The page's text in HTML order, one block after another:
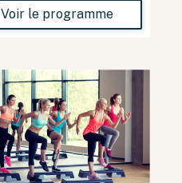
Voir le programme